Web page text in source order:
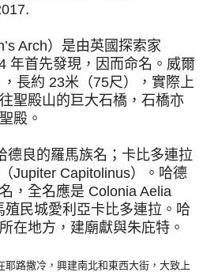
Arch）是由英國探索家
年首先發現，因而命名。威爾
長約 23米（75尺），實際上
聖殿山的巨大石橋，石橋亦
殿。
德良的羅馬族名；卡比多連拉
Jupiter Capitolinus）。哈德
，全名應是 Colonia Aelia
民城愛利亞卡比多連拉。哈
在地方，建廟獻與朱庇特。
耶路撒冷 ，興建南北和東西大街，大致上